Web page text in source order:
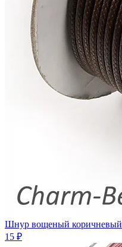
Шнур вощеный коричневый
15 ₽